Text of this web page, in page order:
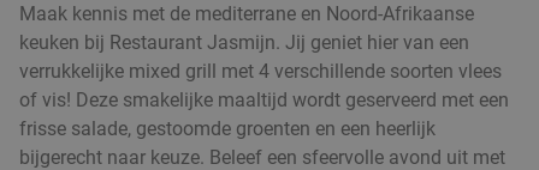
Maak kennis met de mediterrane en Noord-Afrikaanse
keuken bij Restaurant Jasmijn. Jij geniet hier van een
verrukkelijke mixed grill met 4 verschillende soorten vlees
of vis! Deze smakelijke maaltijd wordt geserveerd met een
frisse salade, gestoomde groenten en een heerlijk
bijgerecht naar keuze. Beleef een sfeervolle avond uit met